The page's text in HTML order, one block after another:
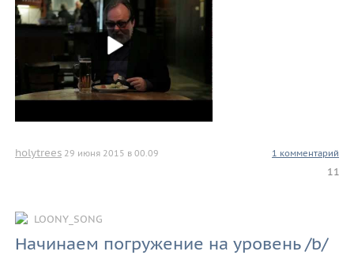
holytrees 29 июня 2015 в 00.09 1 комментарий
11
LOONY_SONG
Начинаем погружение на уровень /b/